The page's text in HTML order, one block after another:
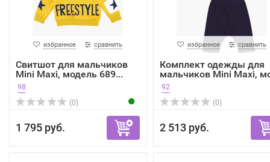
избранное сравнить
Свитшот для мальчиков
Mini Maxi, модель 689...
98
(0)
1 795 руб.
избранное сравнить
Комплект одежды для
мальчиков Mini Maxi,
92
(0)
2 513 руб.